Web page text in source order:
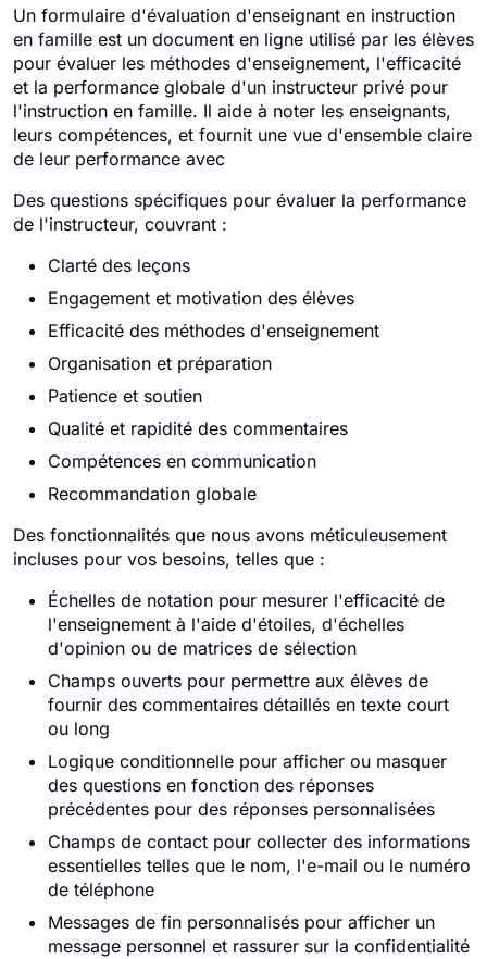
Un formulaire d'évaluation d'enseignant en instruction
en famille est un document en ligne utilisé par les élèves
pour évaluer les méthodes d'enseignement, l'efficacité
et la performance globale d'un instructeur privé pour
l'instruction en famille. Il aide à noter les enseignants,
leurs compétences, et fournit une vue d'ensemble claire
de leur performance avec
Des questions spécifiques pour évaluer la performance
de l'instructeur, couvrant :
Clarté des leçons
Engagement et motivation des élèves
Efficacité des méthodes d'enseignement
Organisation et préparation
Patience et soutien
Qualité et rapidité des commentaires
Compétences en communication
Recommandation globale
Des fonctionnalités que nous avons méticuleusement
incluses pour vos besoins, telles que :
Échelles de notation pour mesurer l'efficacité de
l'enseignement à l'aide d'étoiles, d'échelles
d'opinion ou de matrices de sélection
Champs ouverts pour permettre aux élèves de
fournir des commentaires détaillés en texte court
ou long
Logique conditionnelle pour afficher ou masquer
des questions en fonction des réponses
précédentes pour des réponses personnalisées
Champs de contact pour collecter des informations
essentielles telles que le nom, l'e-mail ou le numéro
de téléphone
Messages de fin personnalisés pour afficher un
message personnel et rassurer sur la confidentialité